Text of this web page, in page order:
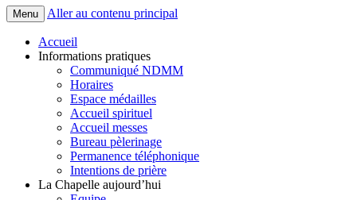
Menu Aller au contenu principal
Accueil
Informations pratiques
Communiqué NDMM
Horaires
Espace médailles
Accueil spirituel
Accueil messes
Bureau pèlerinage
Permanence téléphonique
Intentions de prière
La Chapelle aujourd’hui